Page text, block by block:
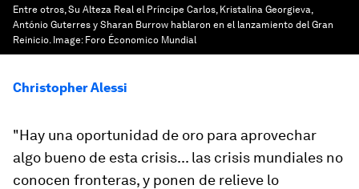
Entre otros, Su Alteza Real el Príncipe Carlos, Kristalina Georgieva,
António Guterres y Sharan Burrow hablaron en el lanzamiento del Gran
Reinicio. Image: Foro Économico Mundial
Christopher Alessi
"Hay una oportunidad de oro para aprovechar
algo bueno de esta crisis... las crisis mundiales no
conocen fronteras, y ponen de relieve lo